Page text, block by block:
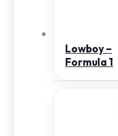
Lowboy –
Formula 1